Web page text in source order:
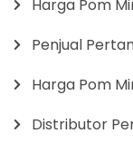
Harga Pom
Penjual
Harga Pom
Distributor